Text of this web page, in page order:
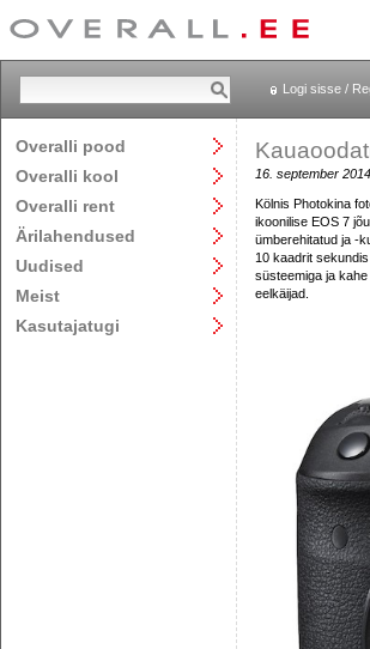
Logi sisse /
Overalli pood
Overalli kool
Overalli rent
Ärilahendused
Uudised
Meist
Kasutajatugi
16. september 2014
Kölnis Photokina
ikoonilise EOS 7
ümberehitatud ja -
10 kaadrit
süsteemiga ja
eelkäijad.